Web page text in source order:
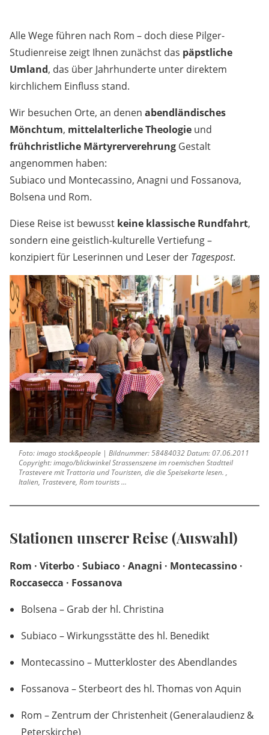
Alle Wege führen nach Rom – doch diese Pilger-
Studienreise zeigt Ihnen zunächst das päpstliche
Umland, das über Jahrhunderte unter direktem
kirchlichem Einfluss stand.
Wir besuchen Orte, an denen abendländisches
Mönchtum, mittelalterliche Theologie und
frühchristliche Märtyrerverehrung Gestalt
angenommen haben:
Subiaco und Montecassino, Anagni und Fossanova,
Bolsena und Rom.
Diese Reise ist bewusst keine klassische Rundfahrt,
sondern eine geistlich-kulturelle Vertiefung –
konzipiert für Leserinnen und Leser der Tagespost.
Foto: imago stock&people | Bildnummer: 58484032 Datum: 07.06.2011
Copyright: imago/blickwinkel Strassenszene im roemischen Stadtteil
Trastevere mit Trattoria und Touristen, die die Speisekarte lesen. ,
Italien, Trastevere, Rom tourists ...
Stationen unserer Reise (Auswahl)
Rom · Viterbo · Subiaco · Anagni · Montecassino ·
Roccasecca · Fossanova
Bolsena – Grab der hl. Christina
Subiaco – Wirkungsstätte des hl. Benedikt
Montecassino – Mutterkloster des Abendlandes
Fossanova – Sterbeort des hl. Thomas von Aquin
Rom – Zentrum der Christenheit (Generalaudienz &
Peterskirche)